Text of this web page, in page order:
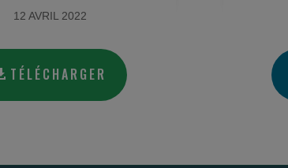
12 AVRIL 2022
TÉLÉCHARGER